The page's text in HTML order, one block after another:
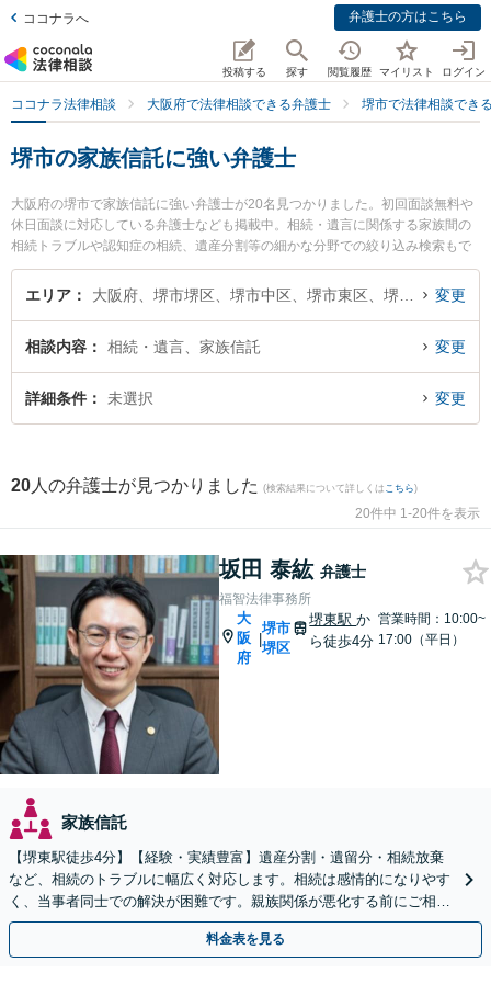
ココナラへ 弁護士の方はこちら
投稿する 探す 閲覧履歴 マイリスト ログイン
ココナラ法律相談 大阪府で法律相談できる弁護士 堺市で法律相談でき
堺市の家族信託に強い弁護士
大阪府の堺市で家族信託に強い弁護士が20名見つかりました。初回面談無料や
休日面談に対応している弁護士なども掲載中。相続・遺言に関係する家族間の
相続トラブルや認知症の相続、遺産分割等の細かな分野での絞り込み検索もで
き便利です。特に福智法律事務所の坂田 泰紘弁護士や弁護士法人法律事務所ロ
イヤーズ・ハイ 堺オフィスの豊田 夕雪弁護士、堺中央法律事務所の野田 雅史
い』『家族信託のトラブル解決の実績豊富な近くの弁護士を検索したい』『初
回相談無料で家族信託を法律相談できる堺市内の弁護士に相談予約したい』な
どでお困りの相談者さんにおすすめです。
エリア 変更
相談内容 相続・遺言、家族信託 変更
詳細条件 未選択 変更
20 人の弁護士が見つかりました (検索結果について詳しくは こちら)
20件中 1-20件を表示
坂田 泰紘 弁護士
福智法律事務所
大
阪
府
|
堺市
堺区
堺東駅か
ら徒歩4分
営業時間：10:00~
17:00（平日）
家族信託
【堺東駅徒歩4分】【経験・実績豊富】遺産分割・遺留分・相続放棄
など、相続のトラブルに幅広く対応します。相続は感情的になりやす
く、当事者同士での解決が困難です。親族関係が悪化する前にご相談
ください。【夜間・休日対応可能】【完全個室完備】
料金表を見る